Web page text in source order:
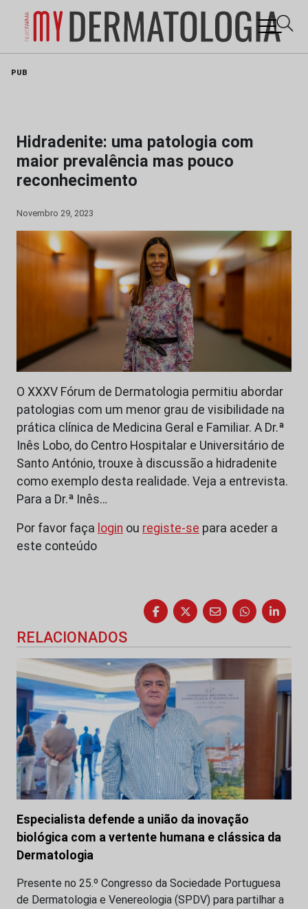
PUB
Hidradenite: uma patologia com
maior prevalência mas pouco
reconhecimento
Novembro 29, 2023
O XXXV Fórum de Dermatologia permitiu abordar
patologias com um menor grau de visibilidade na
prática clínica de Medicina Geral e Familiar. A Dr.ª
Inês Lobo, do Centro Hospitalar e Universitário de
Santo António, trouxe à discussão a hidradenite
como exemplo desta realidade. Veja a entrevista.
Para a Dr.ª Inês…
Por favor faça login ou registe-se para aceder a
este conteúdo
RELACIONADOS
Especialista defende a união da inovação
biológica com a vertente humana e clássica da
Dermatologia
Presente no 25.º Congresso da Sociedade Portuguesa
de Dermatologia e Venereologia (SPDV) para partilhar a